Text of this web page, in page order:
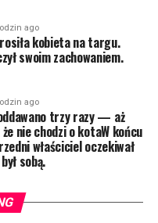
ago
kobieta na targu.
swoim zachowaniem.
ago
trzy razy — aż
nie chodzi o kotaW końcu
właściciel oczekiwał
sobą.